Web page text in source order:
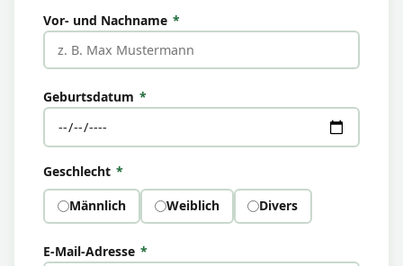
Vor- und Nachname *
Geburtsdatum *
Geschlecht *
Männlich Weiblich Divers
E-Mail-Adresse *